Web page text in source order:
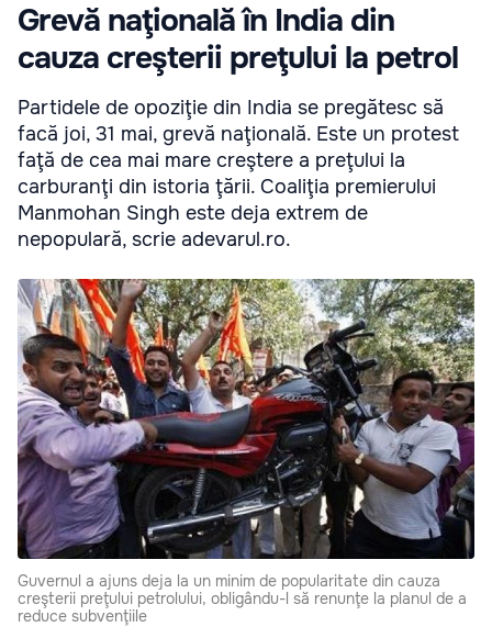
Grevă naţională în India din
cauza creşterii preţului la petrol
Partidele de opoziţie din India se pregătesc să
facă joi, 31 mai, grevă naţională. Este un protest
faţă de cea mai mare creştere a preţului la
carburanţi din istoria ţării. Coaliţia premierului
Manmohan Singh este deja extrem de
nepopulară, scrie adevarul.ro.
Guvernul a ajuns deja la un minim de popularitate din cauza
creşterii preţului petrolului, obligându-l să renunţe la planul de a
reduce subvenţiile